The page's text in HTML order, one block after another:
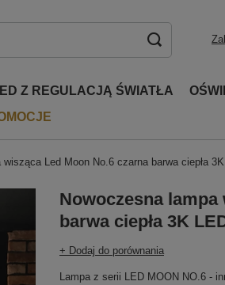
Z REGULACJĄ ŚWIATŁA
wisząca Led Moon No.6 czarna barwa ciepła
Nowoczesna lampa
barwa ciepła 3K
+ Dodaj do porównania
Lampa z serii LED MOON NO.6 -